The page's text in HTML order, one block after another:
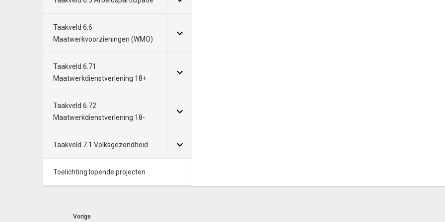
Taakveld 6.6
Maatwerkvoorzieningen (WMO)
Taakveld 6.71
Maatwerkdienstverlening 18+
Taakveld 6.72
Maatwerkdienstverlening 18-
Taakveld 7.1 Volksgezondheid
Toelichting lopende projecten
Vorige